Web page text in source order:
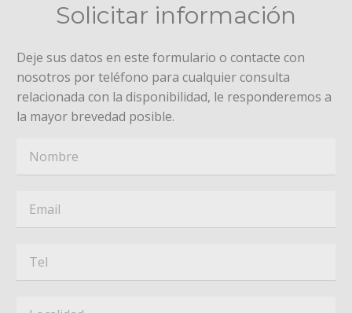
Solicitar información
Deje sus datos en este formulario o contacte con
nosotros por teléfono para cualquier consulta
relacionada con la disponibilidad, le responderemos a
la mayor brevedad posible.